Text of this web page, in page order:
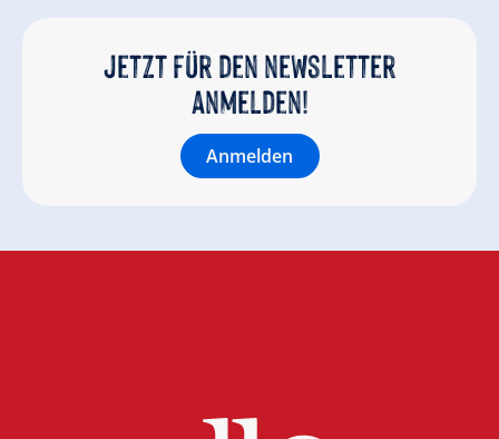
Jetzt für den newsletter
anmelden!
Anmelden